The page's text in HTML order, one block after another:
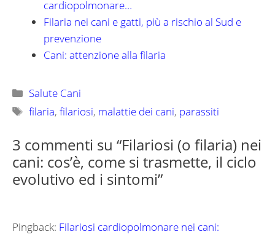
cardiopolmonare…
Filaria nei cani e gatti, più a rischio al Sud e
prevenzione
Cani: attenzione alla filaria
Categorie
Salute Cani
Tag
filaria,filariosi, malattie dei cani, parassiti
3 commenti su “Filariosi (o filaria) nei
cani: cos’è, come si trasmette, il ciclo
evolutivo ed i sintomi”
Pingback: Filariosi cardiopolmonare nei cani: